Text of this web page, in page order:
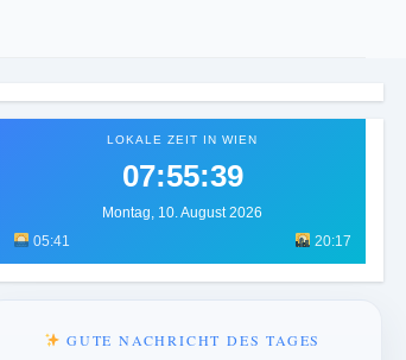
LOKALE ZEIT IN WIEN
07:55:41
Montag, 10. August 2026
05:41
20:17
GUTE NACHRICHT DES TAGES